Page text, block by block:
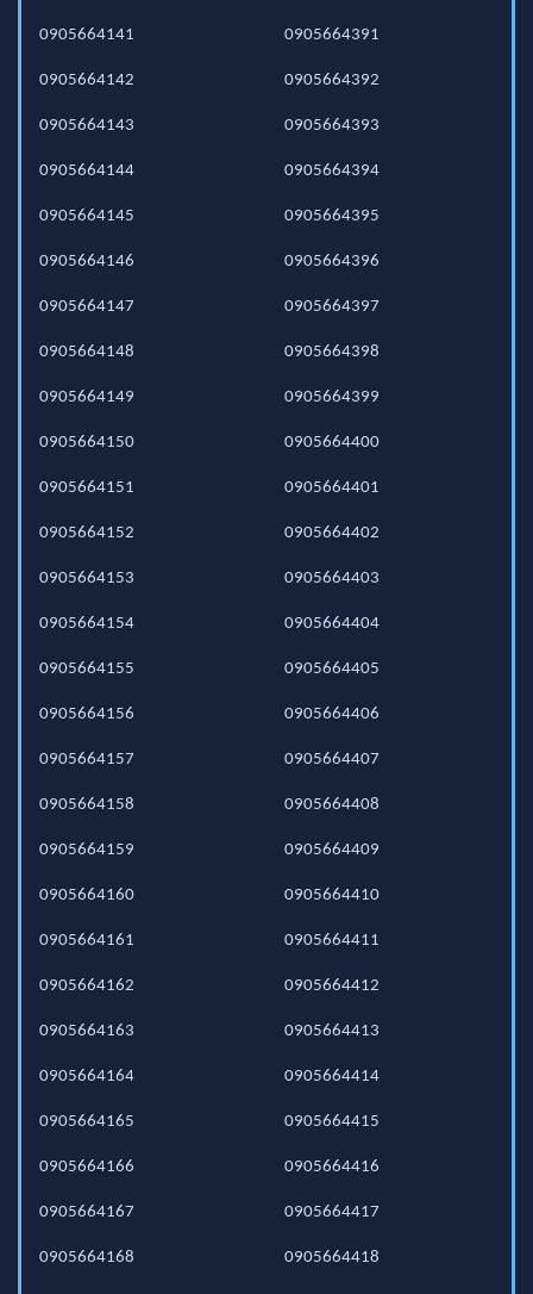
0905664141
0905664142
0905664143
0905664144
0905664145
0905664146
0905664147
0905664148
0905664149
0905664150
0905664151
0905664152
0905664153
0905664154
0905664155
0905664156
0905664157
0905664158
0905664159
0905664160
0905664161
0905664162
0905664163
0905664164
0905664165
0905664166
0905664167
0905664168
0905664391
0905664392
0905664393
0905664394
0905664395
0905664396
0905664397
0905664398
0905664399
0905664400
0905664401
0905664402
0905664403
0905664404
0905664405
0905664406
0905664407
0905664408
0905664409
0905664410
0905664411
0905664412
0905664413
0905664414
0905664415
0905664416
0905664417
0905664418